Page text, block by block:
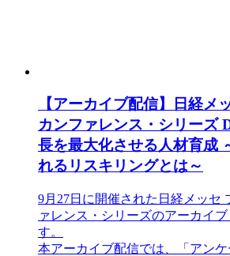
【アーカイブ配信】日経メ
カンファレンス・シリーズ
長を最大化させる人材育成
れるリスキリングとは～
9月27日に開催された日経メッセ
ァレンス・シリーズのアーカイ
す。
本アーカイブ配信では、「アン